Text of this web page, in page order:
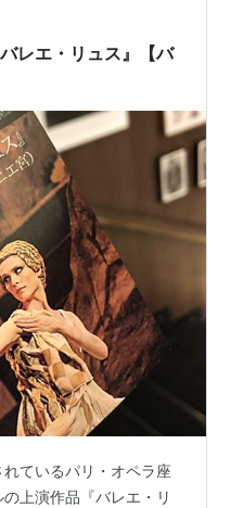
レエ・リュス』【バ
ているパリ・オペラ座
上演作品『バレエ・リ